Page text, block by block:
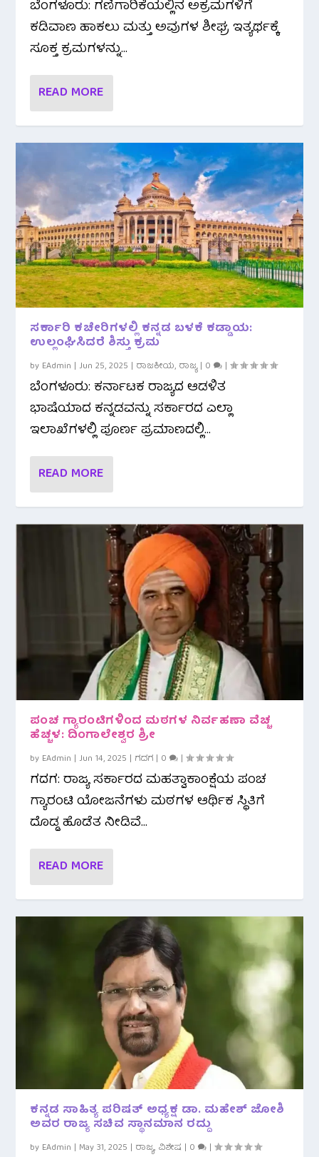
ಬೆಂಗಳೂರು: ಗಣಿಗಾರಿಕೆಯಲ್ಲಿನ ಅಕ್ರಮಗಳಿಗೆ
ಕಡಿವಾಣ ಹಾಕಲು ಮತ್ತು ಅವುಗಳ ಶೀಘ್ರ ಇತ್ಯರ್ಥಕ್ಕೆ
ಸೂಕ್ತ ಕ್ರಮಗಳನ್ನು...
READ MORE
ಸರ್ಕಾರಿ ಕಚೇರಿಗಳಲ್ಲಿ ಕನ್ನಡ ಬಳಕೆ ಕಡ್ಡಾಯ:
ಉಲ್ಲಂಘಿಸಿದರೆ ಶಿಸ್ತು ಕ್ರಮ
by EAdmin | Jun 25, 2025 | ರಾಜಕೀಯ, ರಾಜ್ಯ| 0 |
ಬೆಂಗಳೂರು: ಕರ್ನಾಟಕ ರಾಜ್ಯದ ಆಡಳಿತ
ಭಾಷೆಯಾದ ಕನ್ನಡವನ್ನು ಸರ್ಕಾರದ ಎಲ್ಲಾ
ಇಲಾಖೆಗಳಲ್ಲಿ ಪೂರ್ಣ ಪ್ರಮಾಣದಲ್ಲಿ...
READ MORE
ಪಂಚ ಗ್ಯಾರಂಟಿಗಳಿಂದ ಮಠಗಳ ನಿರ್ವಹಣಾ ವೆಚ್ಚ
ಹೆಚ್ಚಳ: ದಿಂಗಾಲೇಶ್ವರ ಶ್ರೀ
by EAdmin | Jun 14, 2025 | ಗದಗ | 0 |
ಗದಗ: ರಾಜ್ಯ ಸರ್ಕಾರದ ಮಹತ್ವಾಕಾಂಕ್ಷೆಯ ಪಂಚ
ಗ್ಯಾರಂಟಿ ಯೋಜನೆಗಳು ಮಠಗಳ ಆರ್ಥಿಕ ಸ್ಥಿತಿಗೆ
ದೊಡ್ಡ ಹೊಡೆತ ನೀಡಿವೆ...
READ MORE
ಕನ್ನಡ ಸಾಹಿತ್ಯ ಪರಿಷತ್ ಅಧ್ಯಕ್ಷ ಡಾ. ಮಹೇಶ್ ಜೋಶಿ
ಅವರ ರಾಜ್ಯ ಸಚಿವ ಸ್ಥಾನಮಾನ ರದ್ದು
by EAdmin | May 31, 2025 | ರಾಜ್ಯ, ವಿಶೇಷ | 0 |